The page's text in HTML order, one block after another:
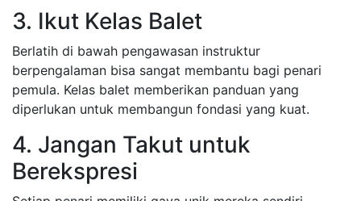
3. Ikut Kelas Balet
Berlatih di bawah pengawasan instruktur
berpengalaman bisa sangat membantu bagi penari
pemula. Kelas balet memberikan panduan yang
diperlukan untuk membangun fondasi yang kuat.
4. Jangan Takut untuk
Berekspresi